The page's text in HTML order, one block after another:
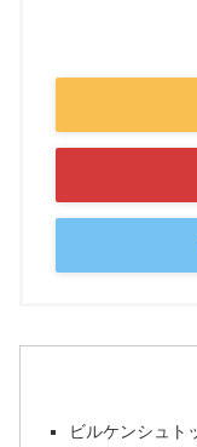
ビルケンシュト